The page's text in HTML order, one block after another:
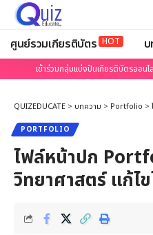
ศูนย์รวมเกียรติบัตร HOT
เข้าร่วมกลุ่มแบ่งปันเกียรติบัตรออ
QUIZEDUCATE > บทความ > Portfolio >
PORTFOLIO
ไฟล์หน้าปก
วิทยาศาสตร์ แก้ไ